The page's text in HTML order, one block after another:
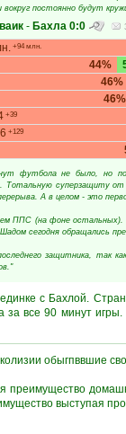
постоянно будут
- Бахла 0:0
+94 млн.
44%
46%
46%
+39
+129
футбола не было, но
Тотальную суперзащиту
А в целом - это
ППС (на фоне
сегодня обращались
защитника, так
с Бахлой.
за все 90 минут
обыгпввшие
преимущество
выступая